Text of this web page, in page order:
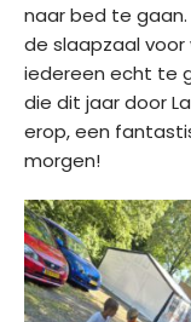
naar bed te
de slaapzaal
iedereen echt te
die dit jaar door
erop, een
morgen!